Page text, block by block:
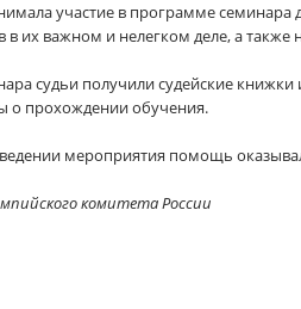
участие в программе семинара
в их важном и нелегком деле, а
судьи получили судейские книжки
о прохождении обучения.
мероприятия помощь
комитета России